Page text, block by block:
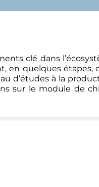
clé dans
en quelques étapes,
d’études à la
sur le module de